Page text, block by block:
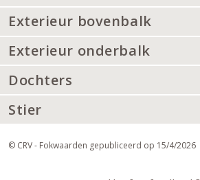
Exterieur bovenbalk
Exterieur onderbalk
Dochters
Stier
© CRV - Fokwaarden gepubliceerd op 15/4/2026